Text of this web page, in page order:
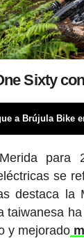
Sixty
a Brújula Bike
para
se
destaca la
taiwanesa
y mejorado